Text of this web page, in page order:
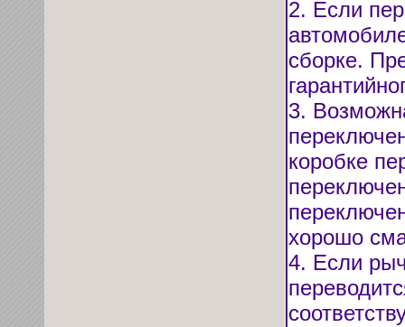
2. Если
сборке.
3.
коробке
хорошо
4. Если